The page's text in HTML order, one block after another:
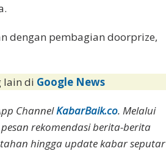
dengan pembagian doorprize,
lain di Google News
ChannelKabarBaik.co. Melalui
rekomendasi berita-berita
hingga update kabar seputar